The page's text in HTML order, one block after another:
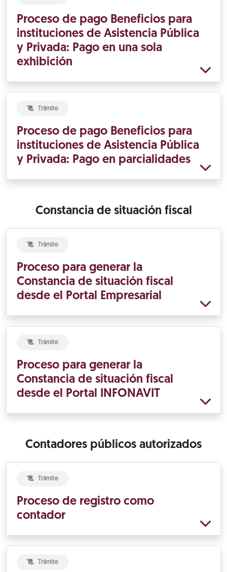
Proceso de pago Beneficios para
instituciones de Asistencia Pública
y Privada: Pago en una sola
exhibición
Trámite
Proceso de pago Beneficios para
instituciones de Asistencia Pública
y Privada: Pago en parcialidades
Constancia de situación fiscal
Trámite
Proceso para generar la
Constancia de situación fiscal
desde el Portal Empresarial
Trámite
Proceso para generar la
Constancia de situación fiscal
desde el Portal INFONAVIT
Contadores públicos autorizados
Trámite
Proceso de registro como
contador
Trámite